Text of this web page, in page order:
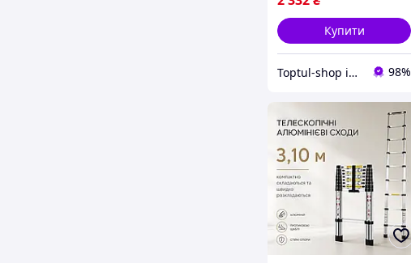
Купити
Toptul-shop інтернет магазин 98%